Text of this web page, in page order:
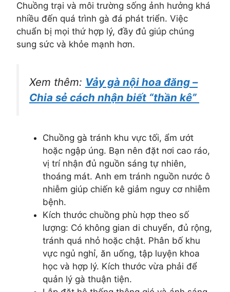
Chuồng trại và môi trường sống ảnh hưởng khá
nhiều đến quá trình gà đá phát triển. Việc
chuẩn bị mọi thứ hợp lý, đầy đủ giúp chúng
sung sức và khỏe mạnh hơn.
Xem thêm: Vảy gà nội hoa đăng –
Chia sẻ cách nhận biết “thần kê”
Chuồng gà tránh khu vực tối, ẩm ướt
hoặc ngập úng. Bạn nên đặt nơi cao ráo,
vị trí nhận đủ nguồn sáng tự nhiên,
thoáng mát. Anh em tránh nguồn nước ô
nhiễm giúp chiến kê giảm nguy cơ nhiễm
bệnh.
Kích thước chuồng phù hợp theo số
lượng: Có không gian di chuyển, đủ rộng,
tránh quá nhỏ hoặc chật. Phân bố khu
vực ngủ nghỉ, ăn uống, tập luyện khoa
học và hợp lý. Kích thước vừa phải để
quản lý gà thuận tiện.